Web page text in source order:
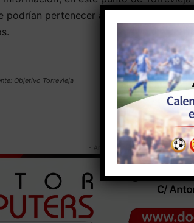
podrían pertenecer a una mujer. La
Objetivo Torrevieja
- Anuncio -